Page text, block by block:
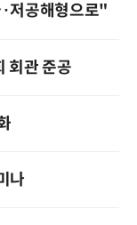
저공해형으로"
회관 준공
나